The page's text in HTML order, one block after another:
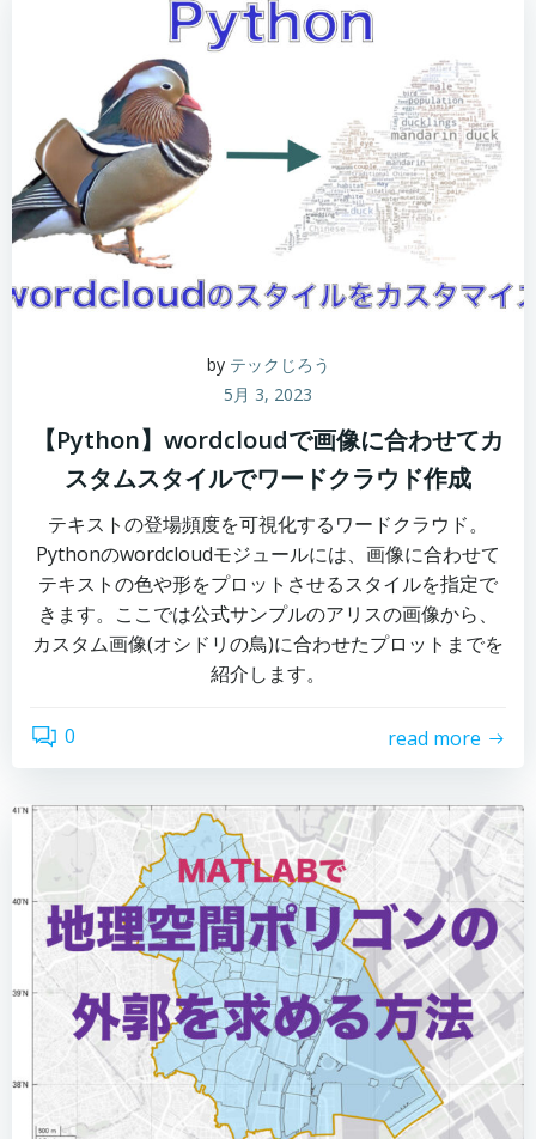
by テックじろう
5月 3, 2023
【Python】wordcloudで画像に合わせてカ
スタムスタイルでワードクラウド作成
テキストの登場頻度を可視化するワードクラウド。
Pythonのwordcloudモジュールには、画像に合わせて
テキストの色や形をプロットさせるスタイルを指定で
きます。ここでは公式サンプルのアリスの画像から、
カスタム画像(オシドリの鳥)に合わせたプロットまでを
紹介します。
0 read more